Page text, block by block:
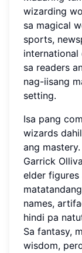
wizarding
sa magical
sports,
international
sa readers
nag-iisang
setting.
Isa pang
wizards
ang
Garrick
elder figures
names,
hindi pa
Sa fantasy,
wisdom,